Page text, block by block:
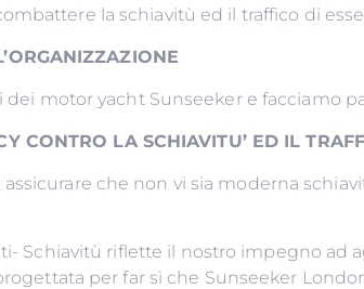
la schiavitù ed il traffico di
motor yacht Sunseeker e facciamo
CONTRO LA SCHIAVITU’ ED IL
che non vi sia moderna
Schiavitù riflette il nostro impegno
per far sì che Sunseeker